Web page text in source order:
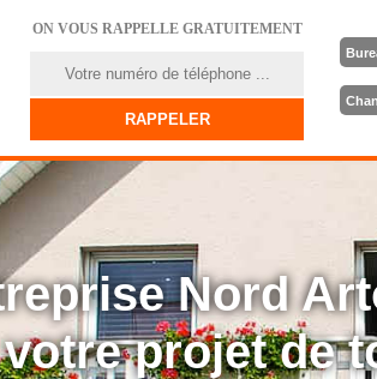
ON VOUS RAPPELLE GRATUITEMENT
Nord
projet de